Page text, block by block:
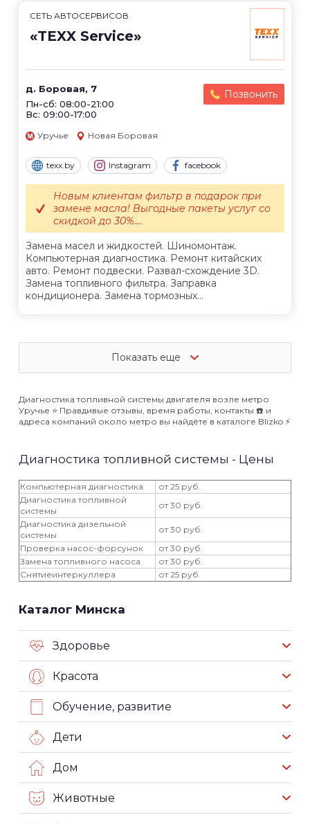
СЕТЬ АВТОСЕРВИСОВ
«TEXX Service»
д. Боровая, 7
Пн-сб: 08:00-21:00
Вс: 09:00-17:00
Позвонить
Уручье Новая Боровая
texx.by Instagram facebook
Замена масел и жидкостей. Шиномонтаж.
Компьютерная диагностика. Ремонт китайских
авто. Ремонт подвески. Развал-схождение 3D.
Замена топливного фильтра. Заправка
кондиционера. Замена тормозных...
Новым клиентам фильтр в подарок при
замене масла! Выгодные пакеты услуг со
скидкой до 30%....
Показать еще
Диагностика топливной системы двигателя возле метро
Уручье ⭐️ Правдивые отзывы, время работы, контакты ☎️ и
адреса компаний около метро вы найдёте в каталоге Blizko ⚡️
Диагностика топливной системы - Цены
Компьютерная диагностика
от 25 руб.
Диагностика топливной
системы
от 30 руб.
Диагностика дизельной
системы
от 30 руб.
Проверка насос-форсунок
от 30 руб.
Замена топливного насоса
от 30 руб.
Снятиеинтеркуллера
от 25 руб.
Каталог Минска
Здоровье
Красота
Обучение, развитие
Дети
Дом
Животные